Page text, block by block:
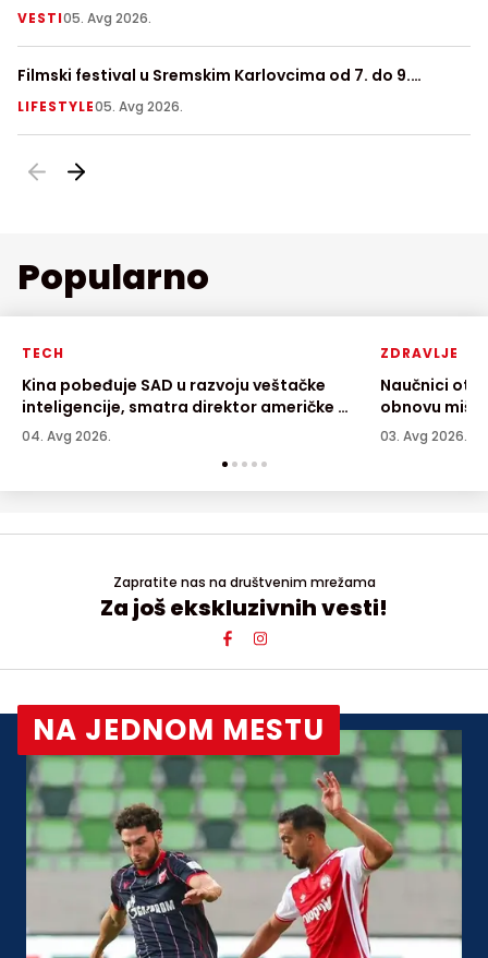
VESTI05. Avg 2026.
Filmski festival u Sremskim Karlovcima od 7. do 9.
avgusta
LIFESTYLE05. Avg 2026.
Popularno
TECH
Kina pobeđuje SAD u razvoju veštačke
inteligencije, smatra direktor američke AI
kompanije
04. Avg 2026.
ZDRAVLJE
Naučnici
obnovu
03. Avg 2026.
Zapratite nas na društvenim mrežama
Za još ekskluzivnih vesti!
NA JEDNOM MESTU